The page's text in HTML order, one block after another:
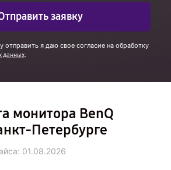
заявку
отправить я даю свое согласие на обработку
данных.
монитора BenQ
Петербурге
01.08.2026